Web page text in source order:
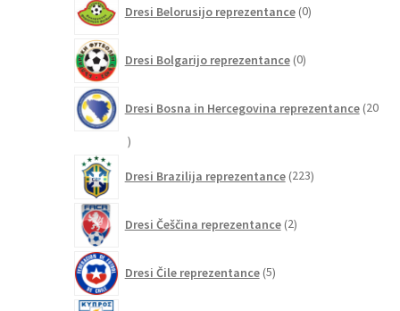
Dresi Belorusijo reprezentance 0izdelkov
Dresi Bolgarijo reprezentance 0izdelkov
Dresi Bosna in Hercegovina reprezentance 20
20
Dresi Brazilija reprezentance 223izdelkov
Dresi Češčina reprezentance 2izdelka
Dresi Čile reprezentance 5izdelkov